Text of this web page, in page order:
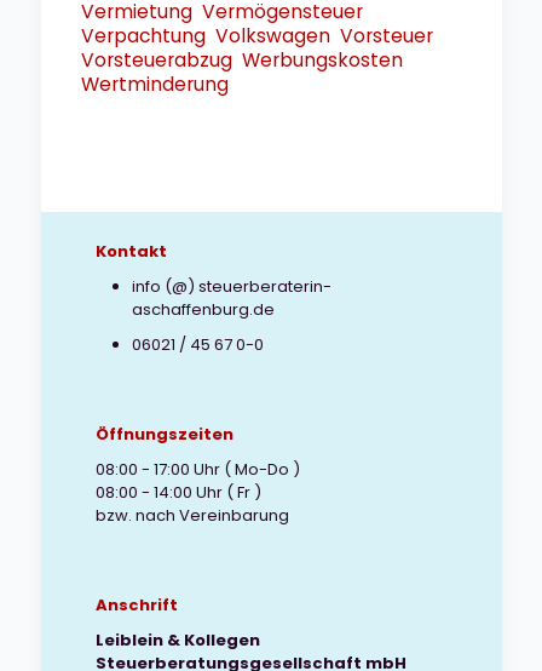
Vermietung Vermögensteuer
Verpachtung Volkswagen Vorsteuer
Vorsteuerabzug Werbungskosten
Wertminderung
Kontakt
info (@) steuerberaterin-
aschaffenburg.de
06021 / 45 67 0-0
Öffnungszeiten
08:00 - 17:00 Uhr ( Mo-Do )
08:00 - 14:00 Uhr ( Fr )
bzw. nach Vereinbarung
Anschrift
Leiblein & Kollegen
Steuerberatungsgesellschaft mbH